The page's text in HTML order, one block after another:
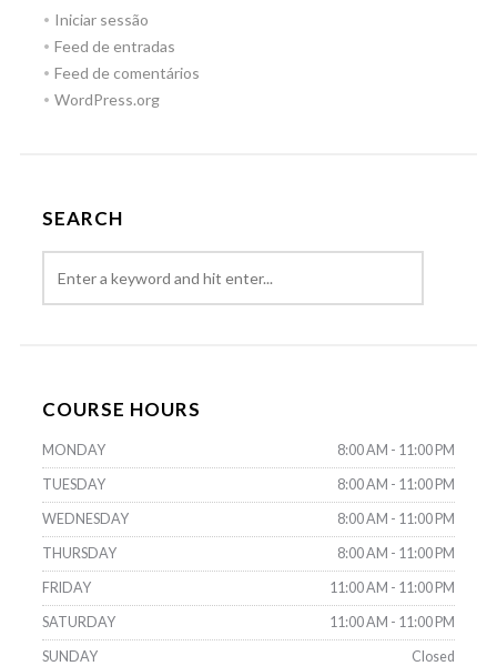
Iniciar sessão
Feed de entradas
Feed de comentários
WordPress.org
SEARCH
COURSE HOURS
MONDAY 8:00 AM - 11:00 PM
TUESDAY 8:00 AM - 11:00 PM
WEDNESDAY 8:00 AM - 11:00 PM
THURSDAY 8:00 AM - 11:00 PM
FRIDAY 11:00 AM - 11:00 PM
SATURDAY 11:00 AM - 11:00 PM
SUNDAY Closed